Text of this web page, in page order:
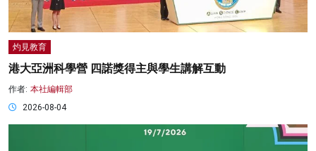
灼見教育
港大亞洲科學營 四諾獎得主與學生講解互動
作者: 本社編輯部
2026-08-04